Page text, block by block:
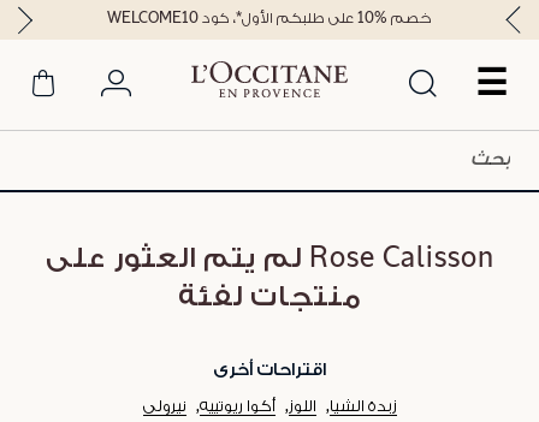
☰
خصم %10 على طلبكم الأول*، كود WELCOME10
Rose Calisson لم يتم العثور على
منتجات لفئة
اقتراحات أخرى
زبدة الشيا اللوز أكوا ريوتييه نيرولي